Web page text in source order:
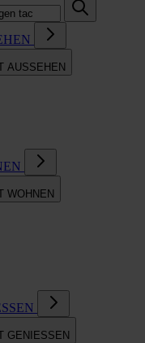
AUSSEHEN
WOHNEN
GENIESSEN